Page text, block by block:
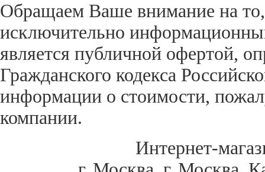
Обращаем Ваше внимание на
исключительно
является публичной офертой,
Гражданского кодекса
информации о стоимости,
компании.
Интернет-